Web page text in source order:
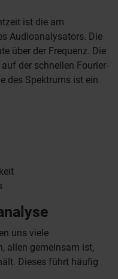
ist die am
Audioanalysators. Die
über der Frequenz. Die
der schnellen Fourier-
des Spektrums ist ein
uns viele
allen gemeinsam ist,
Dieses führt häufig